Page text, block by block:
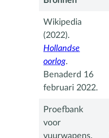
Wikipedia
(2022).
Hollandse
oorlog.
Benaderd 16
februari 2022.
Proefbank
voor
vuurwapens.